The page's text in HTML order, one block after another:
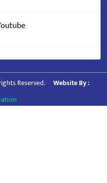
Reserved. Website By :